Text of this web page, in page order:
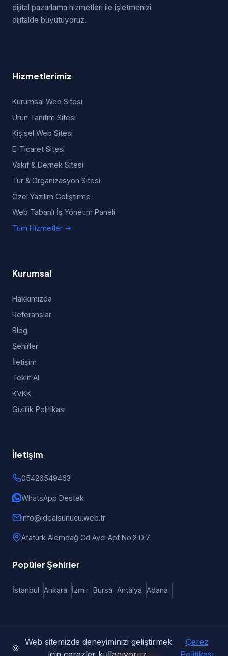
dijital pazarlama hizmetleri ile işletmenizi
dijitalde büyütüyoruz.
Hizmetlerimiz
Kurumsal Web Sitesi
Ürün Tanıtım Sitesi
Kişisel Web Sitesi
E-Ticaret Sitesi
Vakıf & Dernek Sitesi
Tur & Organizasyon Sitesi
Özel Yazılım Geliştirme
Web Tabanlı İş Yönetim Paneli
Tüm Hizmetler →
Kurumsal
Hakkımızda
Referanslar
Blog
Şehirler
İletişim
Teklif Al
KVKK
Gizlilik Politikası
İletişim
05426549463
WhatsApp Destek
info@idealsunucu.web.tr
Atatürk Alemdağ Cd Avcı Apt No:2 D:7
Popüler Şehirler
İstanbul Ankara İzmir Bursa Antalya Adana
© 2026 iDealSunucu | Türkiye Geneli Web Tasarım, E-Ticaret
Web sitemizde deneyiminizi geliştirmek
Çerez